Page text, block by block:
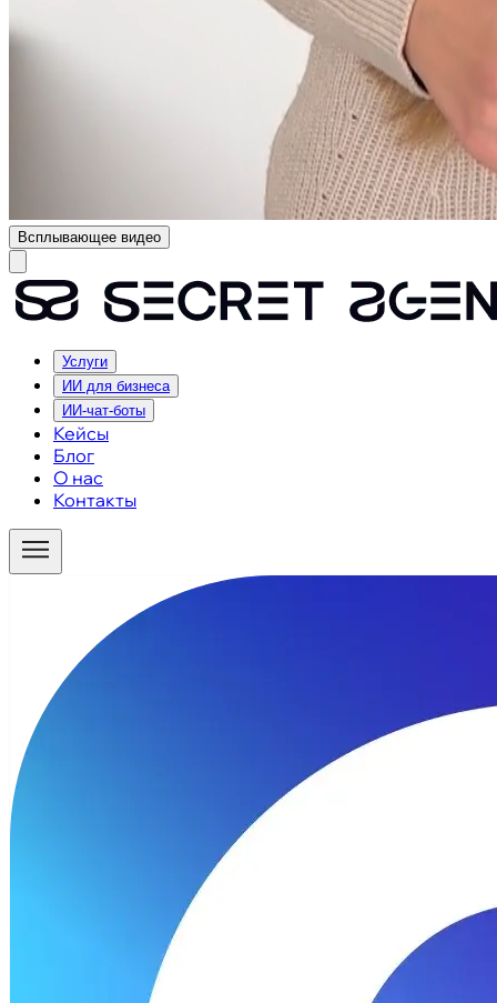
Всплывающее видео
Услуги
ИИ для бизнеса
ИИ-чат-боты
Кейсы
Блог
О нас
Контакты